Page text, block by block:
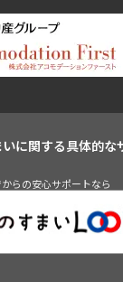
に関する具体的
らの安心サポートなら